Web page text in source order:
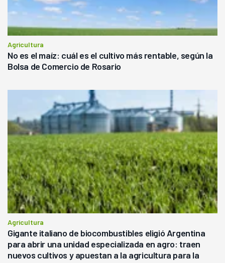
Agricultura
No es el maíz: cuál es el cultivo más rentable, según la
Bolsa de Comercio de Rosario
Agricultura
Gigante italiano de biocombustibles eligió Argentina
para abrir una unidad especializada en agro: traen
nuevos cultivos y apuestan a la agricultura para la